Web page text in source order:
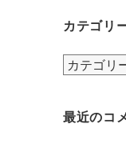
カテゴリ
カ
リ
最近のコ